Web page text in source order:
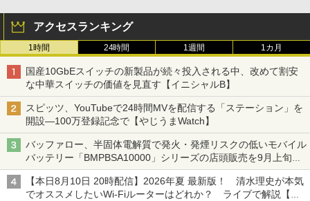
アクセスランキング
1時間 24時間 1週間 1カ月
国産10GbEスイッチの新製品が続々投入される中、改めて割安
な中華スイッチの価値を見直す【イニシャルB】
スピッツ、YouTubeで24時間MVを配信する「ステーション」を
開設―100万登録記念で【やじうまWatch】
バッファロー、半固体電解質で発火・発煙リスクの低いモバイル
バッテリー「BMPBSA10000」シリーズの店頭販売を9月上旬に
開始
【本日8月10日 20時配信】2026年夏 最新版！ 清水理史が本気
でオススメしたいWi-Fiルーターはどれか？ ライブで解説【清